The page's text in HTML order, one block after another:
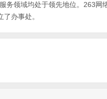
务领域均处于领先地位。263网
办事处。